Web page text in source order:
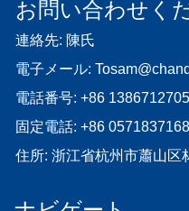
お問い合わせく
連絡先: 陳氏
電子メール:
電話番号: +86
固定電話: +86
住所: 浙江省杭州市蕭山区